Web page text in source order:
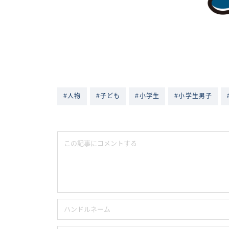
#人物 #子ども #小学生 #小学生男子